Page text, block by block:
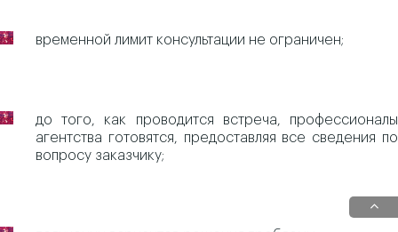
временной лимит консультации не ограничен;
до того, как проводится встреча, профессионалы
агентства готовятся, предоставляя все сведения по
вопросу заказчику;